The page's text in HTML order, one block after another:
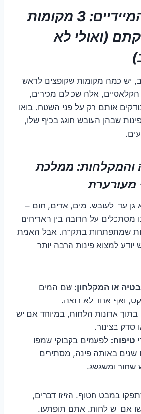
החשודים המיידיים: 3 מקומות
(ואולי לא
יש כמה מקומות שקופצים לראש
הקלאסיים, אלה שכולם מכירים,
אותם רק על פני השטח. בואו
שבהן העובש חוגג בכיף שלו,
והמקלחות: ממלכת
מעורערת
עדן לעובש. מים, אדים, חום –
מסתכלים על הרובה בין האריחים
שמתפתחות בתקרה. אבל האמת
למצוא פינות הרבה יותר
או המקלחון: שם המים
ואף אחד לא רואה.
בתוך ארונות הלחות, במיוחד אם יש
סדק בצינור.
טיפוח: לפעמים בקבוקי שמפו
שנים באותה פינה, מסתירים
ומשגשג.
במבט חטוף. הזיזו דברים,
אם יש לחות. אתם תופתעו.